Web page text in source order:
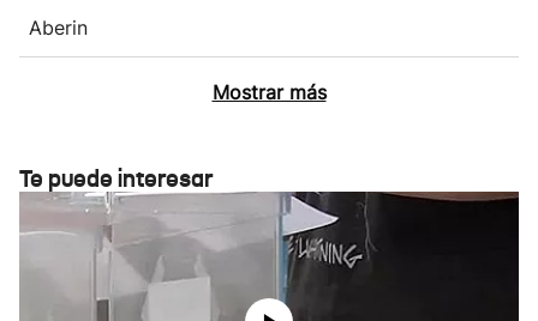
Aberin
Mostrar más
Te puede interesar